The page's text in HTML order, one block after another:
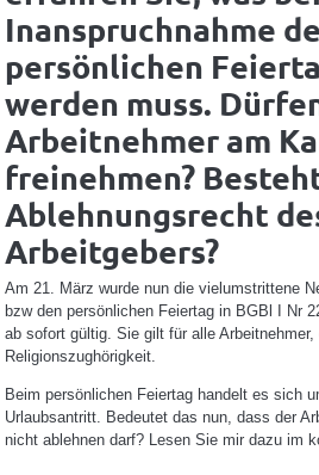
Inanspruchnahme
persönlichen
werden muss.
Arbeitnehmer am
freinehmen?
Ablehnungsrecht
Arbeitgebers?
Am 21. März wurde nun die vielumstrittene
bzw den persönlichen Feiertag in BGBl I Nr
ab sofort gültig. Sie gilt für alle
Religionszughörigkeit.
Beim persönlichen Feiertag handelt es sich
Urlaubsantritt. Bedeutet das nun, dass der
nicht ablehnen darf? Lesen Sie mir dazu im